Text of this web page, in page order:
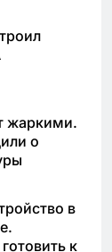
жаркими.
о
в
к